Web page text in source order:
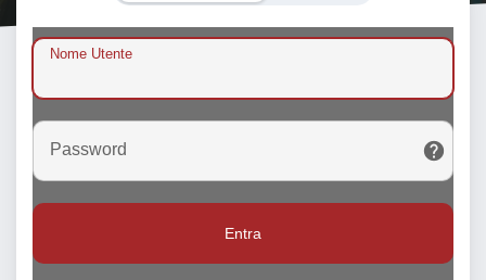
Nome Utente
Password
Entra